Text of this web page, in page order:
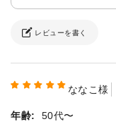
レビューを書く
ななこ様
年齢: 50代〜